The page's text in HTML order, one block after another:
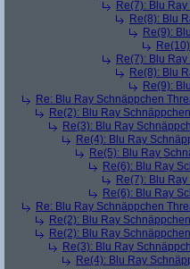
Re(7): Blu
Re(8): Blu
Re(9):
Re(7): Blu
Re(8): Blu
Re(9):
Re: Blu Ray Schnäppchen
Re(2): Blu Ray
Re(3): Blu Ray
Re(4): Blu Ray
Re(5): Blu Ray
Re(6): Blu Ray
Re(7): Blu
Re(6): Blu Ray
Re: Blu Ray Schnäppchen
Re(2): Blu Ray
Re(2): Blu Ray
Re(3): Blu Ray
Re(4): Blu Ray